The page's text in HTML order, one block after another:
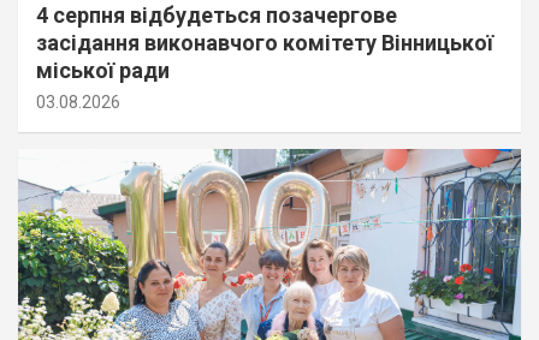
4 серпня відбудеться позачергове
засідання виконавчого комітету Вінницької
міської ради
03.08.2026